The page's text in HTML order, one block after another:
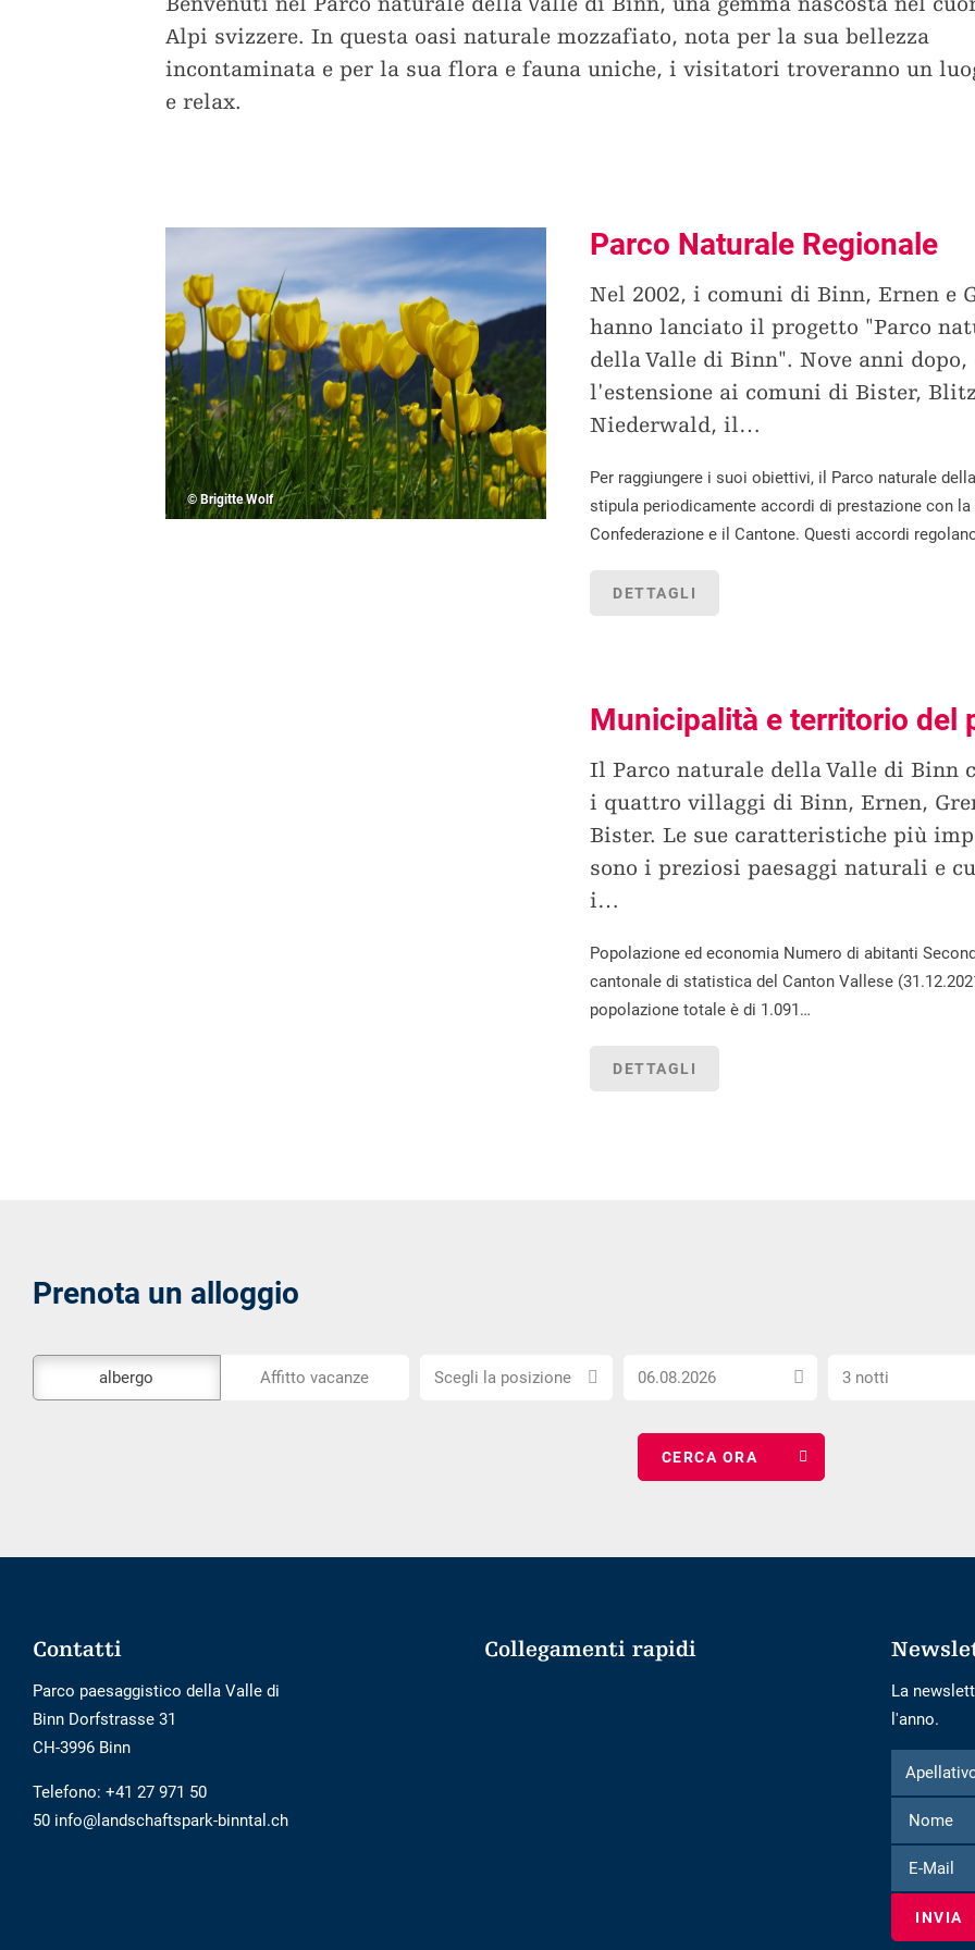
Alpi svizzere. In questa oasi naturale mozzafiato, nota per la sua bellezza
incontaminata e per la sua flora e fauna uniche, i visitatori troveranno un
e relax.
© Brigitte Wolf
Parco Naturale Regionale
Nel 2002, i comuni di Binn, Ernen e
hanno lanciato il progetto "Parco
della Valle di Binn". Nove anni dopo,
l'estensione ai comuni di Bister,
Niederwald, il…
Per raggiungere i suoi obiettivi, il Parco naturale
stipula periodicamente accordi di prestazione con la
Confederazione e il Cantone. Questi accordi
DETTAGLI
Municipalità e territorio del
Il Parco naturale della Valle di Binn
i quattro villaggi di Binn, Ernen,
Bister. Le sue caratteristiche più
sono i preziosi paesaggi naturali e
i…
Popolazione ed economia Numero di abitanti
cantonale di statistica del Canton Vallese
popolazione totale è di 1.091…
DETTAGLI
Prenota un alloggio
strumento
albergo Affitto vacanze
Scegli
Scegli la posizione
Scegli
arrivo
Seleziona
3 notti
Footer
Contatti
Parco paesaggistico della Valle di
Binn Dorfstrasse 31
CH-3996 Binn
Telefono: +41 27 971 50
50 info@landschaftspark-binntal.ch
Collegamenti rapidi
La
l'anno.
Modulo
per
iscriversi
alla
newsletter
Apellativo
Mail